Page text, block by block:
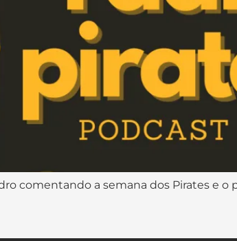
comentando a semana dos Pirates e o